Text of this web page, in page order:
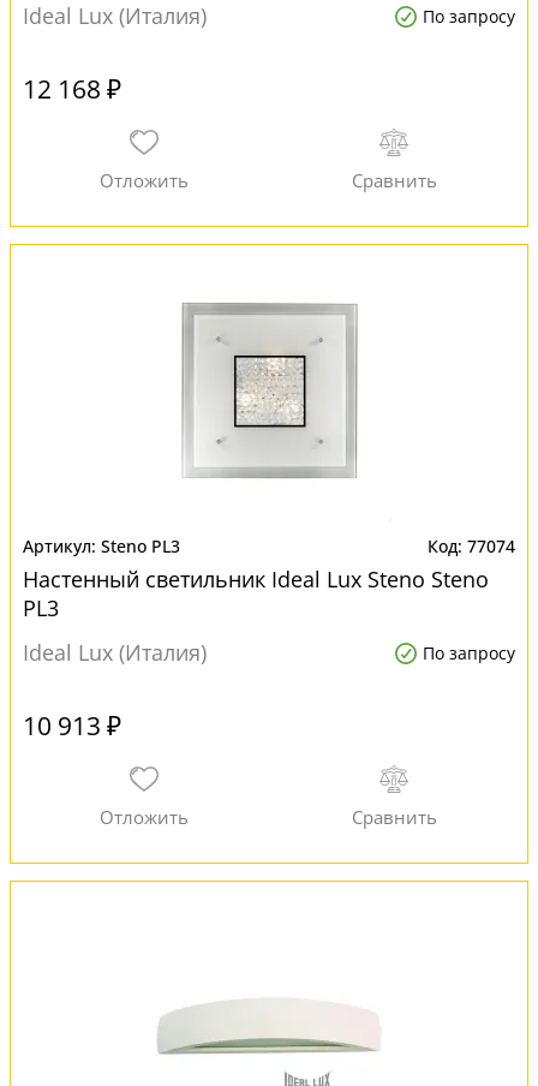
Ideal Lux (Италия) По запросу
12 168 ₽
Steno PL3 77074
Настенный светильник Ideal Lux Steno Steno
PL3
Ideal Lux (Италия)
По запросу
10 913 ₽